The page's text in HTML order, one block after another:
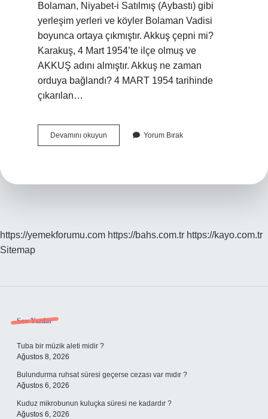
Bolaman, Niyabet-i Satılmış (Aybastı) gibi
yerleşim yerleri ve köyler Bolaman Vadisi
boyunca ortaya çıkmıştır. Akkuş çepni mi?
Karakuş, 4 Mart 1954’te ilçe olmuş ve
AKKUŞ adını almıştır. Akkuş ne zaman
orduya bağlandı? 4 MART 1954 tarihinde
çıkarılan…
Devamını okuyun
Akkuş
Yorum Bırak
https://yemekforumu.com https://bahs.com.tr https://kayo.com.tr
Sitemap
Sidebar
Son Yazılar
Tuba bir müzik aleti midir ?
Ağustos 8, 2026
Bulundurma ruhsat süresi geçerse cezası var mıdır ?
Ağustos 6, 2026
Kuduz mikrobunun kuluçka süresi ne kadardır ?
Ağustos 6, 2026